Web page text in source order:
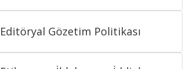
Editöryal Gözetim Politikası